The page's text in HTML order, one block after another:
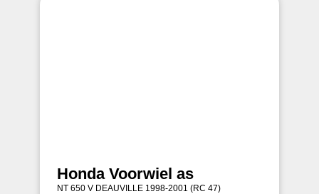
Honda Voorwiel as
NT 650 V DEAUVILLE 1998-2001 (RC 47)